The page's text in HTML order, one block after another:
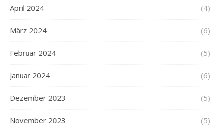
April 2024 (4)
März 2024 (6)
Februar 2024 (5)
Januar 2024 (6)
Dezember 2023 (5)
November 2023 (5)